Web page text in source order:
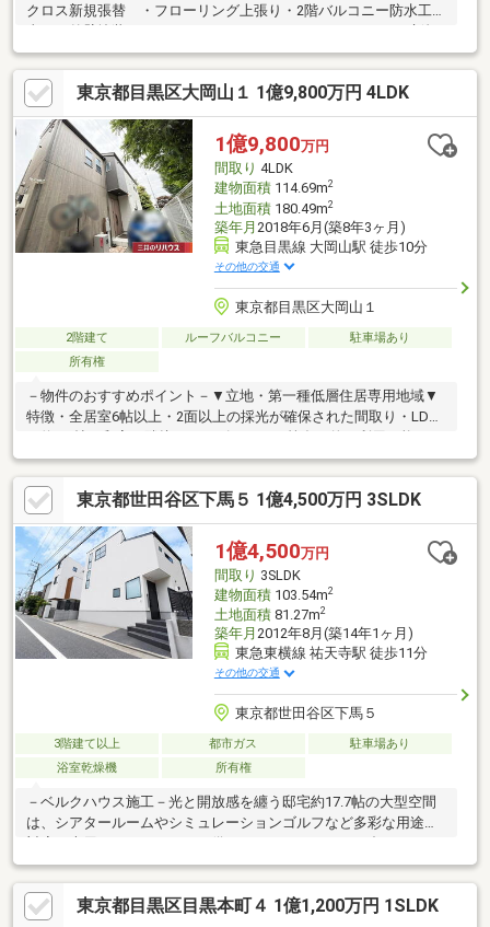
クロス新規張替 ・フローリング上張り・2階バルコニー防水工
事 ・外壁塗装・システムキッチン、ユニットバス、トイレ新規
交換・洗面化粧台新規交換 ・給湯器新規交換 等
東京都目黒区大岡山１ 1億9,800万円 4LDK
1億9,800万円
間取り 4LDK
建物面積114.69m2
土地面積180.49m2
築年月 2018年6月(築8年3ヶ月)
東急目黒線 大岡山駅 徒歩10分
その他の交通
東京都目黒区大岡山１
2階建て ルーフバルコニー
駐車場あり
所有権
－物件のおすすめポイント－▼立地・第一種低層住居専用地域▼
特徴・全居室6帖以上・2面以上の採光が確保された間取り・LDK
料理中も会話が弾む対面式キッチン・2階南面にルーフバルコニー
を設置・全居室に収納スペース有・駐車スペース有(車種によ
る)▼周辺環境・スーパー「まいばすけっと大岡山1丁目店」徒歩4
分(約280m)・大岡山小学校 徒歩7分(約550m)・大岡山公園 徒歩6
分(約420m)■ ご希望の住まい探しをお手伝いします
━━━━━・・・物件の詳細・ご相談はお気軽にお問い合わせく
ださい。
東京都世田谷区下馬５ 1億4,500万円 3SLDK
1億4,500万円
間取り 3SLDK
建物面積103.54m2
土地面積81.27m2
築年月 2012年8月(築14年1ヶ月)
東急東横線 祐天寺駅 徒歩11分
その他の交通
東京都世田谷区下馬５
3階建て以上 都市ガス
駐車場あり
浴室乾燥機
所有権
－ベルクハウス施工－光と開放感を纏う邸宅約17.7帖の大型空間
は、シアタールームやシミュレーションゴルフなど多彩な用途に
4LDKへの変更も検討可能な自由度の高い住まいです。≪弊社ラン
ディックス桜新町本店は創業50年≫世田谷区・目黒区・大田区・
品川区・渋谷区・港区をはじめとした城南エリア、新宿区・文京
東京都目黒区目黒本町４ 1億1,200万円 1SLDK